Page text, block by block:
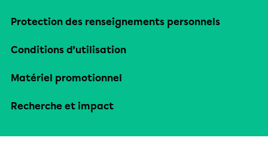
Protection des renseignements personnels
Conditions d’utilisation
Matériel promotionnel
Recherche et impact